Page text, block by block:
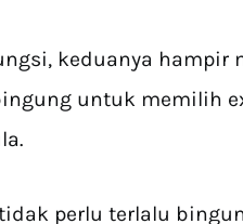
keduanya hampir
untuk memilih
perlu terlalu